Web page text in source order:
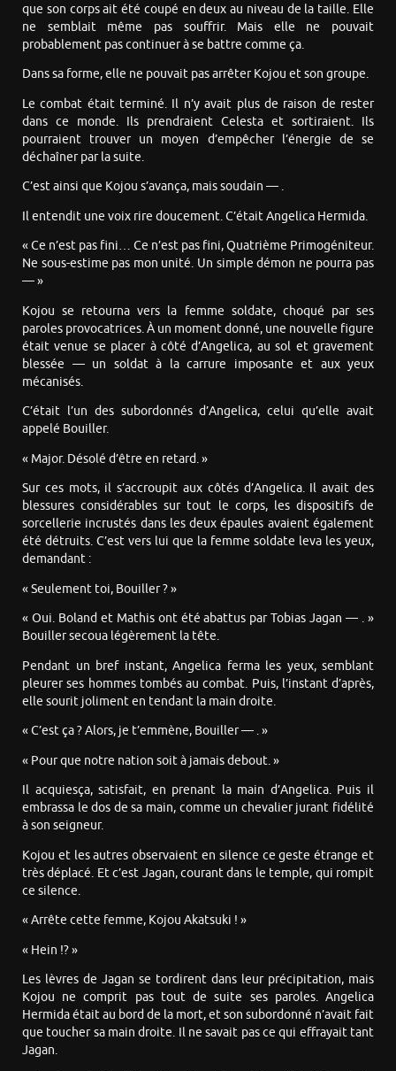
que son corps ait été coupé en deux au niveau de la taille. Elle
ne semblait même pas souffrir. Mais elle ne pouvait
probablement pas continuer à se battre comme ça.
Dans sa forme, elle ne pouvait pas arrêter Kojou et son groupe.
Le combat était terminé. Il n’y avait plus de raison de rester
dans ce monde. Ils prendraient Celesta et sortiraient. Ils
pourraient trouver un moyen d’empêcher l’énergie de se
déchaîner par la suite.
C’est ainsi que Kojou s’avança, mais soudain — .
Il entendit une voix rire doucement. C’était Angelica Hermida.
« Ce n’est pas fini… Ce n’est pas fini, Quatrième Primogéniteur.
Ne sous-estime pas mon unité. Un simple démon ne pourra pas
— »
Kojou se retourna vers la femme soldate, choqué par ses
paroles provocatrices. À un moment donné, une nouvelle figure
était venue se placer à côté d’Angelica, au sol et gravement
blessée — un soldat à la carrure imposante et aux yeux
mécanisés.
C’était l’un des subordonnés d’Angelica, celui qu’elle avait
appelé Bouiller.
« Major. Désolé d’être en retard. »
Sur ces mots, il s’accroupit aux côtés d’Angelica. Il avait des
blessures considérables sur tout le corps, les dispositifs de
sorcellerie incrustés dans les deux épaules avaient également
été détruits. C’est vers lui que la femme soldate leva les yeux,
demandant :
« Seulement toi, Bouiller ? »
« Oui. Boland et Mathis ont été abattus par Tobias Jagan — . »
Bouiller secoua légèrement la tête.
Pendant un bref instant, Angelica ferma les yeux, semblant
pleurer ses hommes tombés au combat. Puis, l’instant d’après,
elle sourit joliment en tendant la main droite.
« C’est ça ? Alors, je t’emmène, Bouiller — . »
« Pour que notre nation soit à jamais debout. »
Il acquiesça, satisfait, en prenant la main d’Angelica. Puis il
embrassa le dos de sa main, comme un chevalier jurant fidélité
à son seigneur.
Kojou et les autres observaient en silence ce geste étrange et
très déplacé. Et c’est Jagan, courant dans le temple, qui rompit
ce silence.
« Arrête cette femme, Kojou Akatsuki ! »
« Hein !? »
Les lèvres de Jagan se tordirent dans leur précipitation, mais
Kojou ne comprit pas tout de suite ses paroles. Angelica
Hermida était au bord de la mort, et son subordonné n’avait fait
que toucher sa main droite. Il ne savait pas ce qui effrayait tant
Jagan.